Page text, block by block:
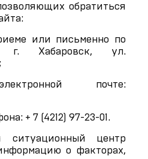
обратиться
или письменно по
г. Хабаровск, ул.
почте:
+ 7 (4212) 97-23-01.
ситуационный центр
о факторах,